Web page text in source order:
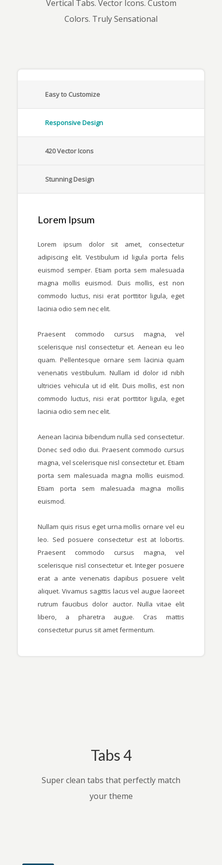
Vertical Tabs. Vector Icons. Custom
Colors. Truly Sensational
Easy to Customize
Responsive Design
420 Vector Icons
Stunning Design
Lorem Ipsum
Lorem ipsum dolor sit amet, consectetur
adipiscing elit. Vestibulum id ligula porta felis
euismod semper. Etiam porta sem malesuada
magna mollis euismod. Duis mollis, est non
commodo luctus, nisi erat porttitor ligula, eget
lacinia odio sem nec elit.
Praesent commodo cursus magna, vel
scelerisque nisl consectetur et. Aenean eu leo
quam. Pellentesque ornare sem lacinia quam
venenatis vestibulum. Nullam id dolor id nibh
ultricies vehicula ut id elit. Duis mollis, est non
commodo luctus, nisi erat porttitor ligula, eget
lacinia odio sem nec elit.
Aenean lacinia bibendum nulla sed consectetur.
Donec sed odio dui. Praesent commodo cursus
magna, vel scelerisque nisl consectetur et. Etiam
porta sem malesuada magna mollis euismod.
Etiam porta sem malesuada magna mollis
euismod.
Nullam quis risus eget urna mollis ornare vel eu
leo. Sed posuere consectetur est at lobortis.
Praesent commodo cursus magna, vel
scelerisque nisl consectetur et. Integer posuere
erat a ante venenatis dapibus posuere velit
aliquet. Vivamus sagittis lacus vel augue laoreet
rutrum faucibus dolor auctor. Nulla vitae elit
libero, a pharetra augue. Cras mattis
consectetur purus sit amet fermentum.
Tabs 4
Super clean tabs that perfectly match
your theme